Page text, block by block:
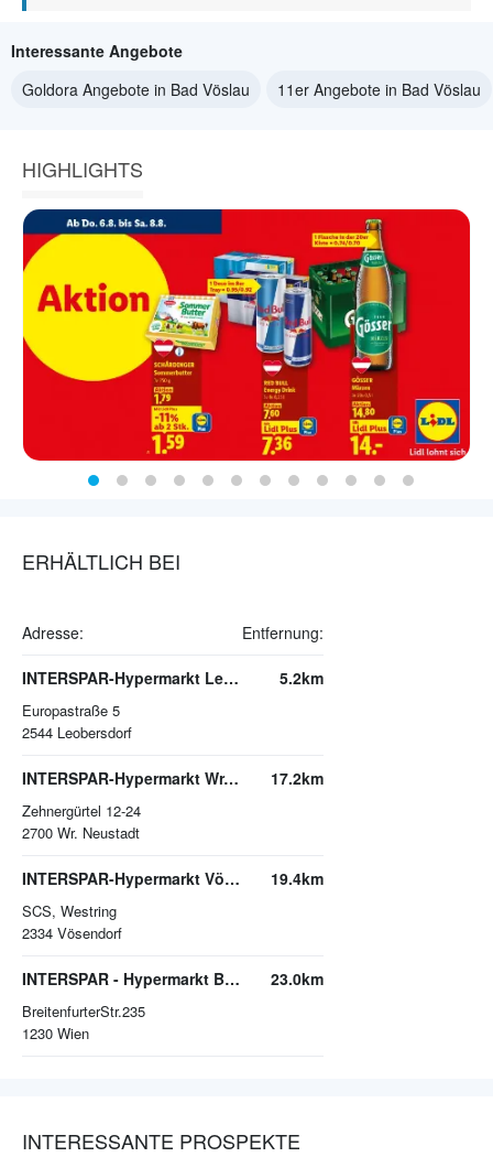
Interessante Angebote
Goldora Angebote in Bad Vöslau
11er Angebote in Bad Vöslau
HIGHLIGHTS
ERHÄLTLICH BEI
Adresse: Entfernung:
INTERSPAR-Hypermarkt Leobersdorf
Europastraße 5
2544 Leobersdorf
5.2km
INTERSPAR-Hypermarkt Wr. Neustadt, FISCHAPARK
Zehnergürtel 12-24
2700 Wr. Neustadt
17.2km
INTERSPAR-Hypermarkt Vösendorf-Süd, SCS
SCS, Westring
2334 Vösendorf
19.4km
INTERSPAR - Hypermarkt Breitenfurt
BreitenfurterStr.235
1230 Wien
23.0km
INTERESSANTE PROSPEKTE